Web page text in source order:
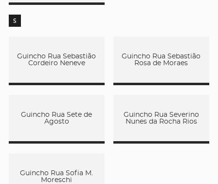
S
Guincho Rua Sebastião
Cordeiro Neneve
Guincho Rua Sebastião
Rosa de Moraes
Guincho Rua Sete de
Agosto
Guincho Rua Severino
Nunes da Rocha Rios
Guincho Rua Sofia M.
Moreschi